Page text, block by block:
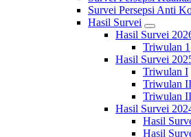
Survei Persepsi Anti
Hasil Survei
Hasil Survei
Triwulan 1
Hasil Survei
Triwulan I
Triwulan II
Triwulan
Hasil Survei
Hasil
Hasil